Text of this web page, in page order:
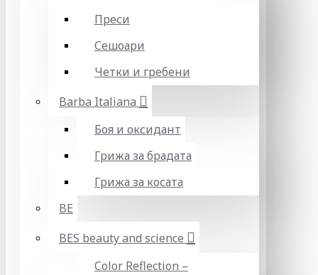
Преси
Сешоари
Четки и гребени
Barba Italiana
Боя и оксидант
Грижа за брадата
Грижа за косата
BE
BES beauty and science
Color Reflection –